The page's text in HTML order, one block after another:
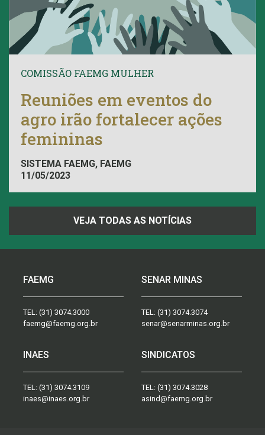
COMISSÃO FAEMG MULHER
Reuniões em eventos do
agro irão fortalecer ações
femininas
SISTEMA FAEMG, FAEMG
11/05/2023
VEJA TODAS AS NOTÍCIAS
FAEMG
TEL: (31) 3074.3000
faemg@faemg.org.br
SENAR MINAS
TEL: (31) 3074.3074
senar@senarminas.org.br
INAES
TEL: (31) 3074.3109
inaes@inaes.org.br
SINDICATOS
TEL: (31) 3074.3028
asind@faemg.org.br